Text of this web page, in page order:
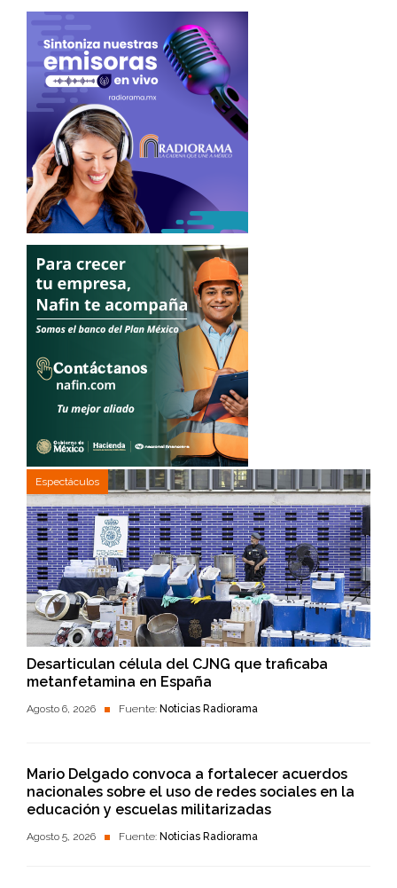
Espectáculos
Desarticulan célula del CJNG que traficaba
metanfetamina en España
Agosto 6, 2026 Fuente: Noticias Radiorama
Mario Delgado convoca a fortalecer acuerdos
nacionales sobre el uso de redes sociales en la
educación y escuelas militarizadas
Agosto 5, 2026 Fuente: Noticias Radiorama